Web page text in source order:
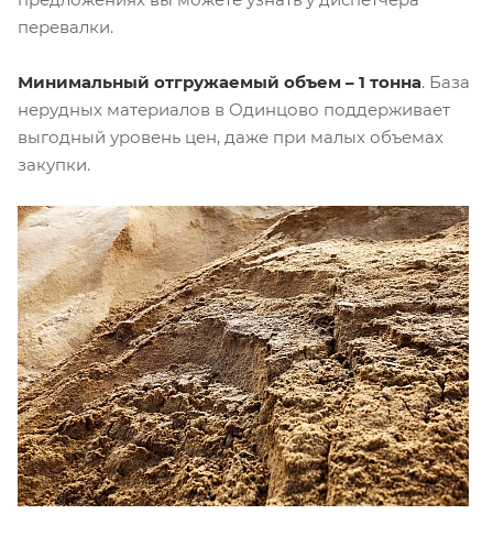
перевалки.
Минимальный отгружаемый объем – 1 тонна. База
нерудных материалов в Одинцово поддерживает
выгодный уровень цен, даже при малых объемах
закупки.